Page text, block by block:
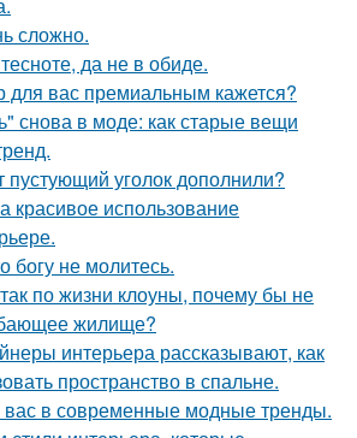
сложно.
да не в обиде.
для вас премиальным кажется?
снова в моде: как старые вещи
уголок дополнили?
использование
богу не молитесь.
по жизни клоуны, почему бы не
жилище?
интерьера рассказывают, как
пространство в спальне.
в современные модные тренды.